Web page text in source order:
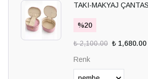
TAKI-MAKYAJ
%20
₺ 2,100.00 ₺ 1,680.00
Renk